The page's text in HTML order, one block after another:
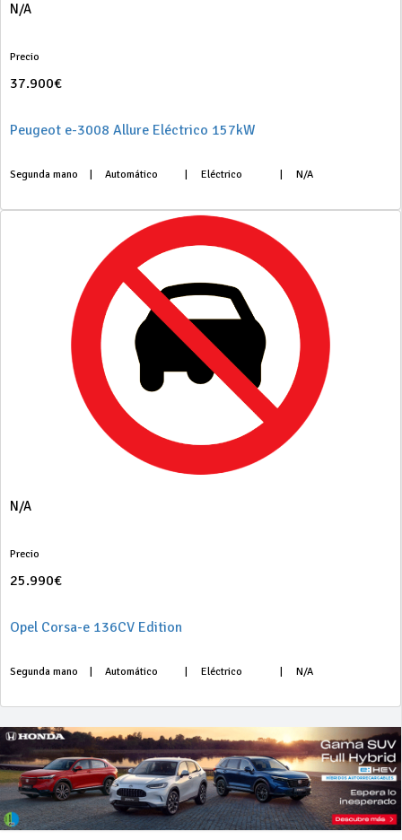
N/A
Precio
37.900€
Peugeot e-3008 Allure Eléctrico 157kW
Segunda mano Automático Eléctrico N/A
N/A
Precio
25.990€
Opel Corsa-e 136CV Edition
Segunda mano Automático Eléctrico N/A